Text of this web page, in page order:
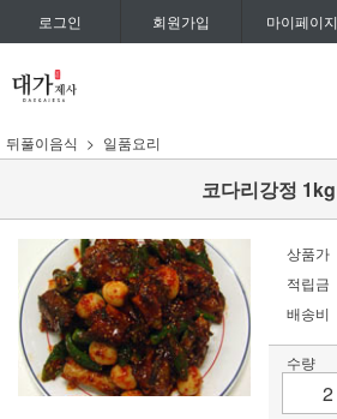
로그인 회원가입 마이페이지
뒤풀이음식 일품요리
코다리강정 1kg
상품가
적립금
배송비
수량